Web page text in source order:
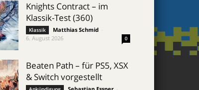
Knights Contract – im
Klassik-Test (360)
Klassik Matthias Schmid
6. August 2026
0
Beaten Path – für PS5, XSX
& Switch vorgestellt